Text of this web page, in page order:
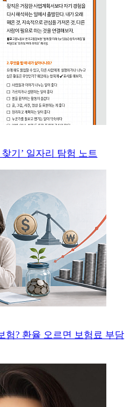
기’ 일자리 탐험 노트
험? 환율 오르면 보험료 부담